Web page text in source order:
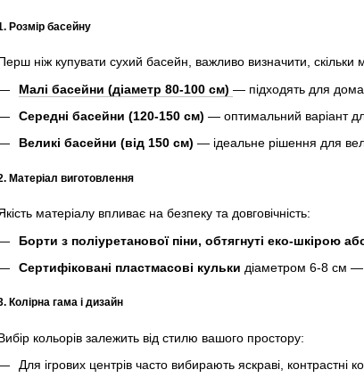
Розмір басейну
ніж купувати сухий басейн, важливо визначити, скільки
Малі басейни (діаметр 80-100 см) — підходять для
Середні басейни (120-150 см) — оптимальний варіант
Великі басейни (від 150 см) — ідеальне рішення для
Матеріал виготовлення
матеріалу впливає на безпеку та довговічність:
Борти з поліуретанової піни, обтягнуті еко-шкірою
Сертифіковані пластмасові кульки діаметром 6-8 см —
Колірна гама і дизайн
кольорів залежить від стилю вашого простору:
Для ігрових центрів часто вибирають яскраві, контрастні